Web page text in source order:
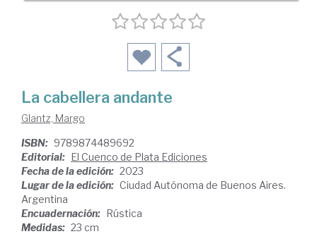
La cabellera andante
Glantz, Margo
ISBN: 9789874489692
Editorial: El Cuenco de Plata Ediciones
Fecha de la edición: 2023
Lugar de la edición: Ciudad Autónoma de Buenos Aires.
Argentina
Encuadernación: Rústica
Medidas: 23 cm